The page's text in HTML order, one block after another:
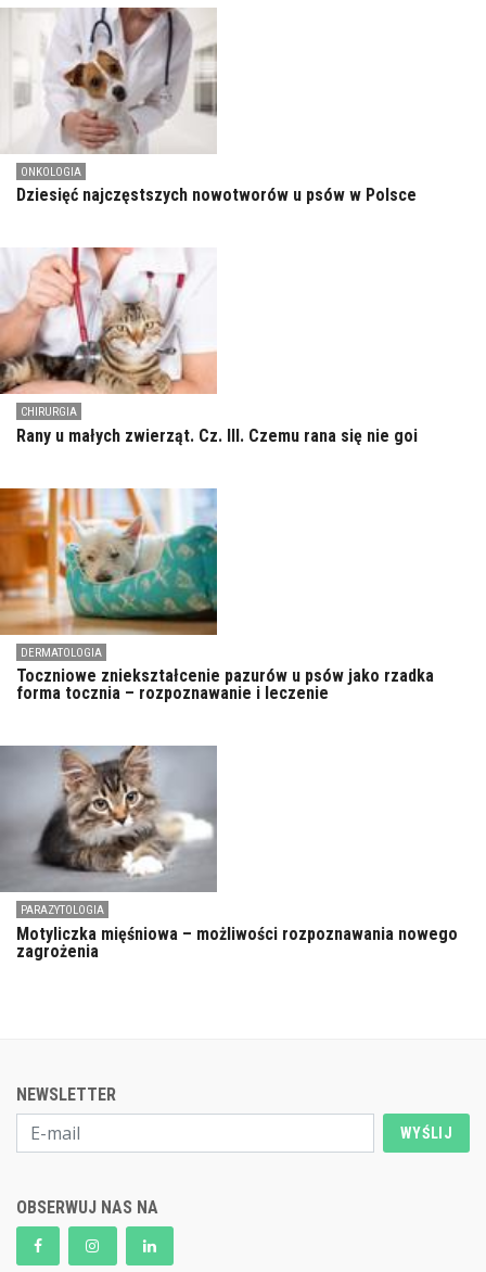
ONKOLOGIA
Dziesięć najczęstszych nowotworów u psów w Polsce
CHIRURGIA
Rany u małych zwierząt. Cz. III. Czemu rana się nie goi
DERMATOLOGIA
Toczniowe zniekształcenie pazurów u psów jako rzadka
forma tocznia – rozpoznawanie i leczenie
PARAZYTOLOGIA
Motyliczka mięśniowa – możliwości rozpoznawania nowego
zagrożenia
NEWSLETTER
WYŚLIJ
OBSERWUJ NAS NA